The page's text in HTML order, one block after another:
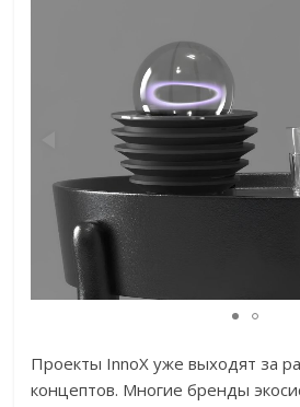
Проекты InnoX уже выходят за
концептов. Многие бренды